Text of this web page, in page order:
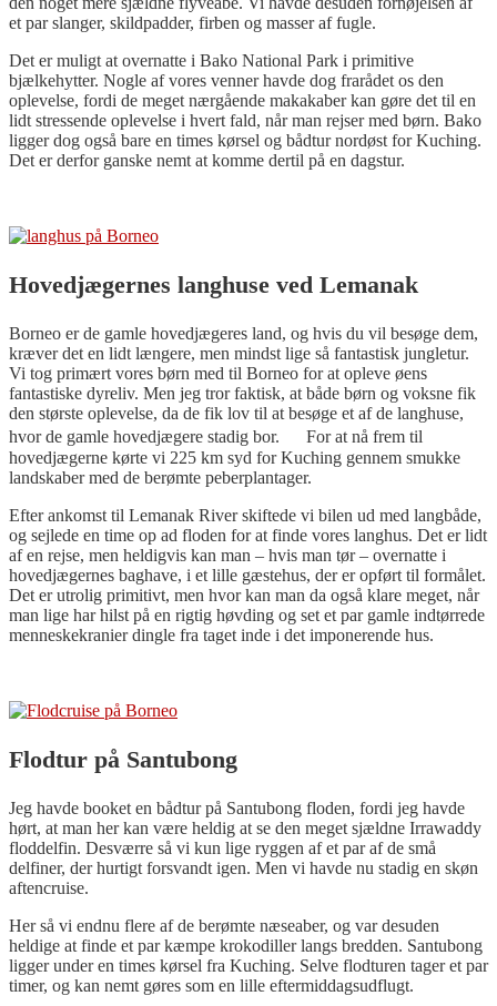
et par slanger, skildpadder, firben og masser af fugle.
Det er muligt at overnatte i Bako National Park i primitive
bjælkehytter. Nogle af vores venner havde dog frarådet os den
oplevelse, fordi de meget nærgående makakaber kan gøre det til en
lidt stressende oplevelse i hvert fald, når man rejser med børn. Bako
ligger dog også bare en times kørsel og bådtur nordøst for Kuching.
Det er derfor ganske nemt at komme dertil på en dagstur.
Hovedjægernes langhuse ved Lemanak
Borneo er de gamle hovedjægeres land, og hvis du vil besøge dem,
kræver det en lidt længere, men mindst lige så fantastisk jungletur.
Vi tog primært vores børn med til Borneo for at opleve øens
fantastiske dyreliv. Men jeg tror faktisk, at både børn og voksne fik
den største oplevelse, da de fik lov til at besøge et af de langhuse,
hvor de gamle hovedjægere stadig bor. For at nå frem til
hovedjægerne kørte vi 225 km syd for Kuching gennem smukke
landskaber med de berømte peberplantager.
Efter ankomst til Lemanak River skiftede vi bilen ud med langbåde,
og sejlede en time op ad floden for at finde vores langhus. Det er lidt
af en rejse, men heldigvis kan man – hvis man tør – overnatte i
hovedjægernes baghave, i et lille gæstehus, der er opført til formålet.
Det er utrolig primitivt, men hvor kan man da også klare meget, når
man lige har hilst på en rigtig høvding og set et par gamle indtørrede
menneskekranier dingle fra taget inde i det imponerende hus.
Flodtur på Santubong
Jeg havde booket en bådtur på Santubong floden, fordi jeg havde
hørt, at man her kan være heldig at se den meget sjældne Irrawaddy
floddelfin. Desværre så vi kun lige ryggen af et par af de små
delfiner, der hurtigt forsvandt igen. Men vi havde nu stadig en skøn
aftencruise.
Her så vi endnu flere af de berømte næseaber, og var desuden
heldige at finde et par kæmpe krokodiller langs bredden. Santubong
ligger under en times kørsel fra Kuching. Selve flodturen tager et par
timer, og kan nemt gøres som en lille eftermiddagsudflugt.